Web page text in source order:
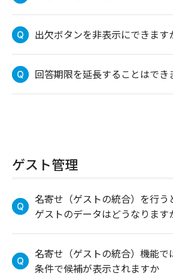
出欠ボタンを非表示にできます
回答期限を延長することはでき
ゲスト管理
名寄せ（ゲストの統合）を行う
ゲストのデータはどうなります
名寄せ（ゲストの統合）機能で
条件で候補が表示されますか